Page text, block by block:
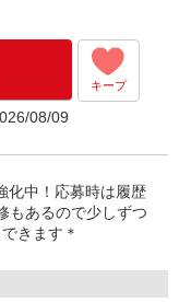
）
超過勤務手当と
とは別に支給
キープ
08/09
化中！応募時は履歴
もあるので少しずつ
きます＊